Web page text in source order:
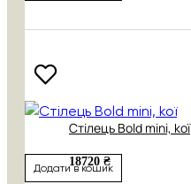
Стілець Bold mini, koї
18720 ₴
Додати в кошик